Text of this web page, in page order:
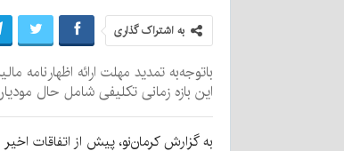
به اشتراک گذاری
این بازه زمانی تکلیفی شامل حال